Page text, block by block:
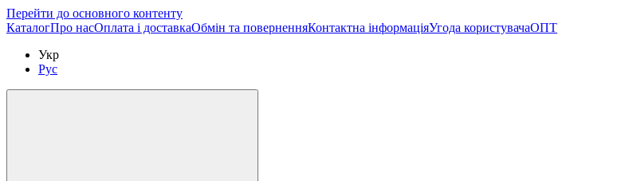
Перейти до основного контенту
КаталогПро насОплата і доставкаОбмін та поверненняКонтактна інформаціяУгода користувачаОПТ
Укр
Рус